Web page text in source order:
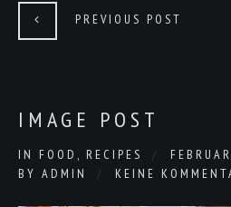
PREVIOUS POST
IMAGE POST
IN FOOD , RECIPES
BY ADMIN KEINE